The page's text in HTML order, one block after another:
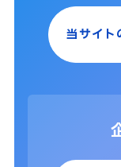
当サイト